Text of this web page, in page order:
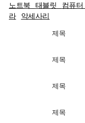
노트북 태블릿 컴퓨터
라
악세사리
제목
제목
제목
제목